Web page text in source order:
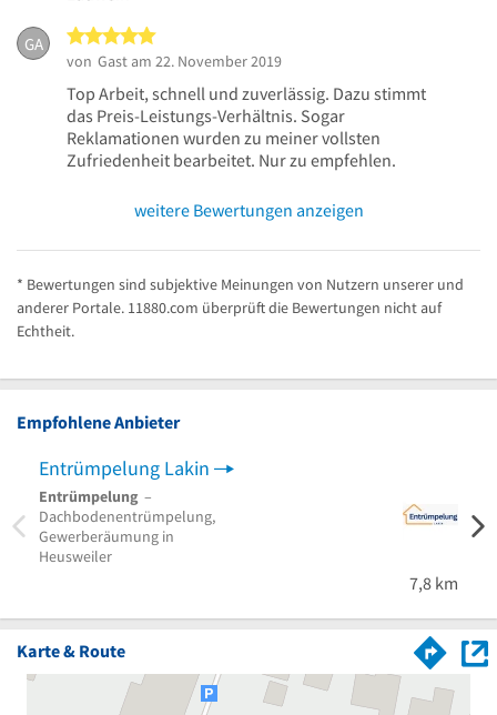
GA
von Gast am 22. November 2019
Top Arbeit, schnell und zuverlässig. Dazu stimmt
das Preis-Leistungs-Verhältnis. Sogar
Reklamationen wurden zu meiner vollsten
Zufriedenheit bearbeitet. Nur zu empfehlen.
weitere Bewertungen anzeigen
* Bewertungen sind subjektive Meinungen von Nutzern unserer und
anderer Portale. 11880.com überprüft die Bewertungen nicht auf
Echtheit.
Empfohlene Anbieter
Entrümpelung Lakin
Entrümpelung –
Dachbodenentrümpelung,
Gewerberäumung in
Heusweiler
7,8 km
Karte & Route